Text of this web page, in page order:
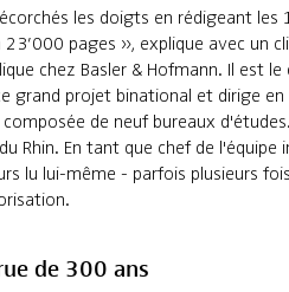
les doigts en rédigeant les
pages », explique avec un
chez Basler & Hofmann. Il est
grand projet binational et dirige
de neuf bureaux
Rhin. En tant que chef de l'équipe
lu lui-même - parfois plusieurs
de 300 ans